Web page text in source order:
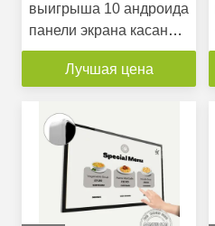
выигрыша 10 андроида
панели экрана касания
инфракрасн дюйма
стекла 85 дюймов 4К
Лучшая цена